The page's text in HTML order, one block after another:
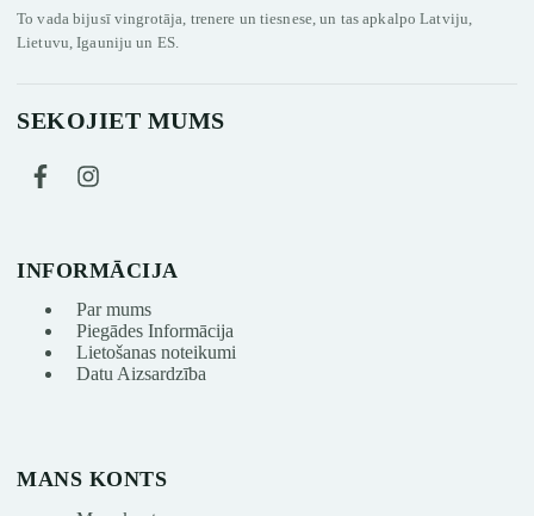
To vada bijusī vingrotāja, trenere un tiesnese, un tas apkalpo Latviju,
Lietuvu, Igauniju un ES.
SEKOJIET MUMS
INFORMĀCIJA
Par mums
Piegādes Informācija
Lietošanas noteikumi
Datu Aizsardzība
MANS KONTS